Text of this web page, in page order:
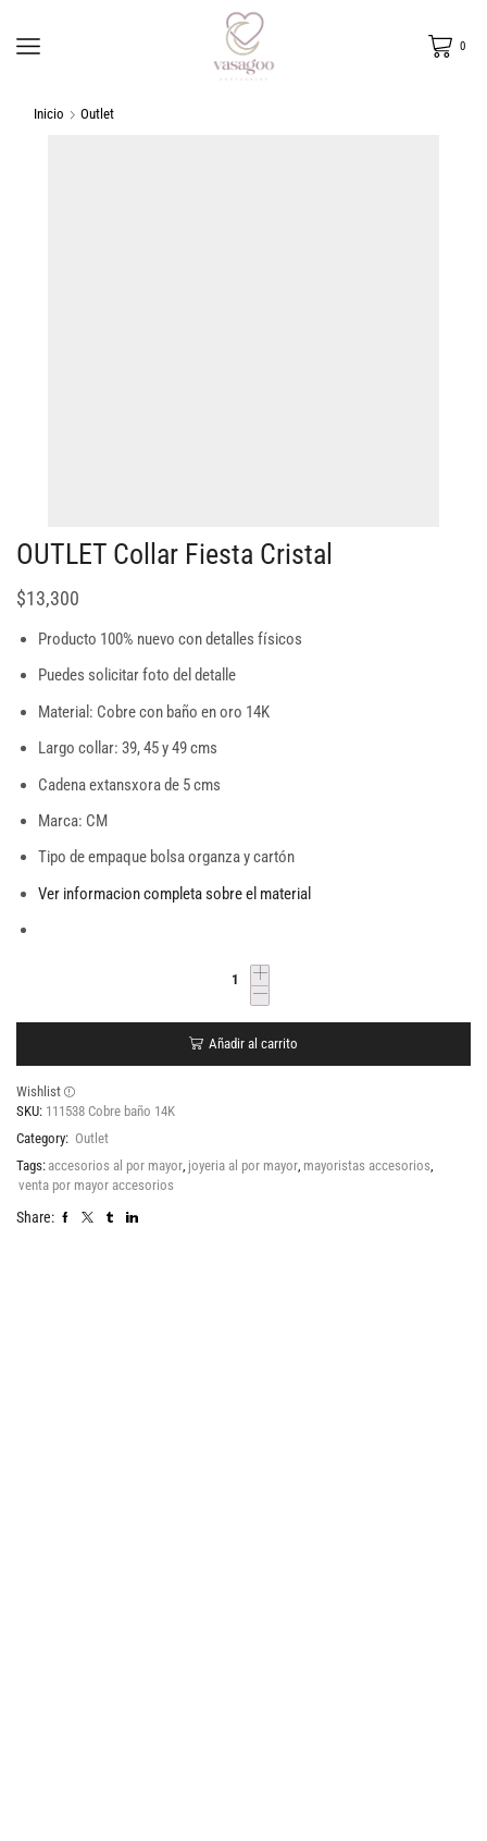
0
Inicio Outlet
OUTLET Collar Fiesta Cristal
$13,300
Producto 100% nuevo con detalles físicos
Puedes solicitar foto del detalle
Material: Cobre con baño en oro 14K
Largo collar: 39, 45 y 49 cms
Cadena extansxora de 5 cms
Marca: CM
Tipo de empaque bolsa organza y cartón
Ver informacion completa sobre el material
Añadir al carrito
Wishlist
SKU: 111538 Cobre baño 14K
Category: Outlet
Tags: accesorios al por mayor joyeria al por mayor mayoristas accesorios
venta por mayor accesorios
Share: